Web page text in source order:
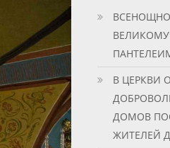
В ЦЕРКВИ
ДОМОВ
ЖИТЕЛЕЙ